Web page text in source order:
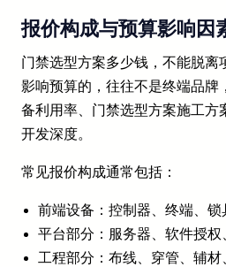
报价构成与预算影响因
门禁选型方案多少钱，不能脱离
影响预算的，往往不是终端品牌
备利用率、门禁选型方案施工方
开发深度。
常见报价构成通常包括：
前端设备：控制器、终端、
平台部分：服务器、软件授
工程部分：布线、穿管、辅材